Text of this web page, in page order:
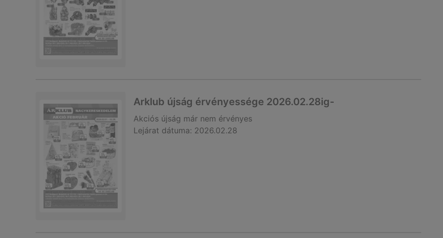
Arklub újság érvényessége 2026.02.28ig-
Akciós újság már nem érvényes
Lejárat dátuma: 2026.02.28